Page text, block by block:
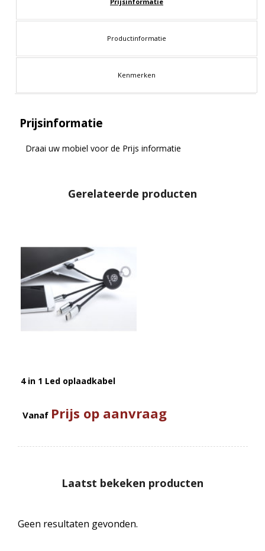
Productinformatie
Kenmerken
Prijsinformatie
Draai uw mobiel voor de Prijs informatie
Gerelateerde producten
4 in 1 Led oplaadkabel
Vanaf Prijs op aanvraag
Laatst bekeken producten
Geen resultaten gevonden.